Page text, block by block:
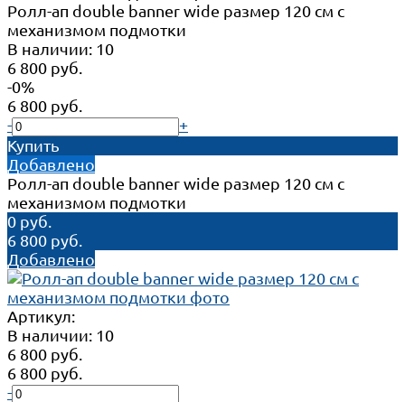
Ролл-ап double banner wide размер 120 см с
механизмом подмотки
В наличии: 10
6 800 руб.
-0%
6 800 руб.
-
+
Купить
Добавлено
Ролл-ап double banner wide размер 120 см с
механизмом подмотки
0 руб.
6 800 руб.
Добавлено
Артикул:
В наличии: 10
6 800 руб.
6 800 руб.
-